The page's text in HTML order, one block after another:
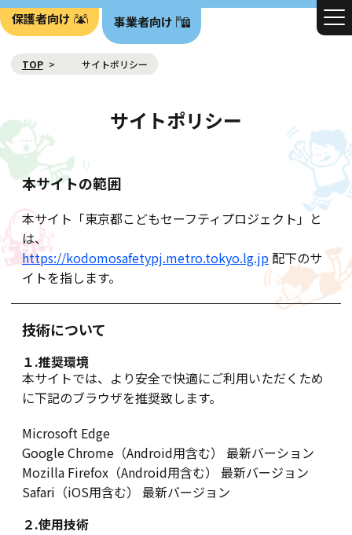
保護者向け 事業者向け
TOP サイトポリシー
サイトポリシー
本サイトの範囲
本サイト「東京都こどもセーフティプロジェクト」と
は、
https://kodomosafetypj.metro.tokyo.lg.jp 配下のサ
イトを指します。
技術について
１.推奨環境
本サイトでは、より安全で快適にご利用いただくため
に下記のブラウザを推奨致します。
Microsoft Edge
Google Chrome（Android用含む） 最新バーション
Mozilla Firefox（Android用含む） 最新バージョン
Safari（iOS用含む） 最新バージョン
２.使用技術